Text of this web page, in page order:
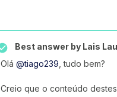
Best answer by Lais
Olá @tiago239 , tudo bem?
Creio que o conteúdo